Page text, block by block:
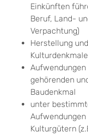
Einkünften
Beruf, Land-
Verpachtung)
Herstellung
Kulturdenkmale
gehörenden
Baudenkmal
unter
Kulturgütern